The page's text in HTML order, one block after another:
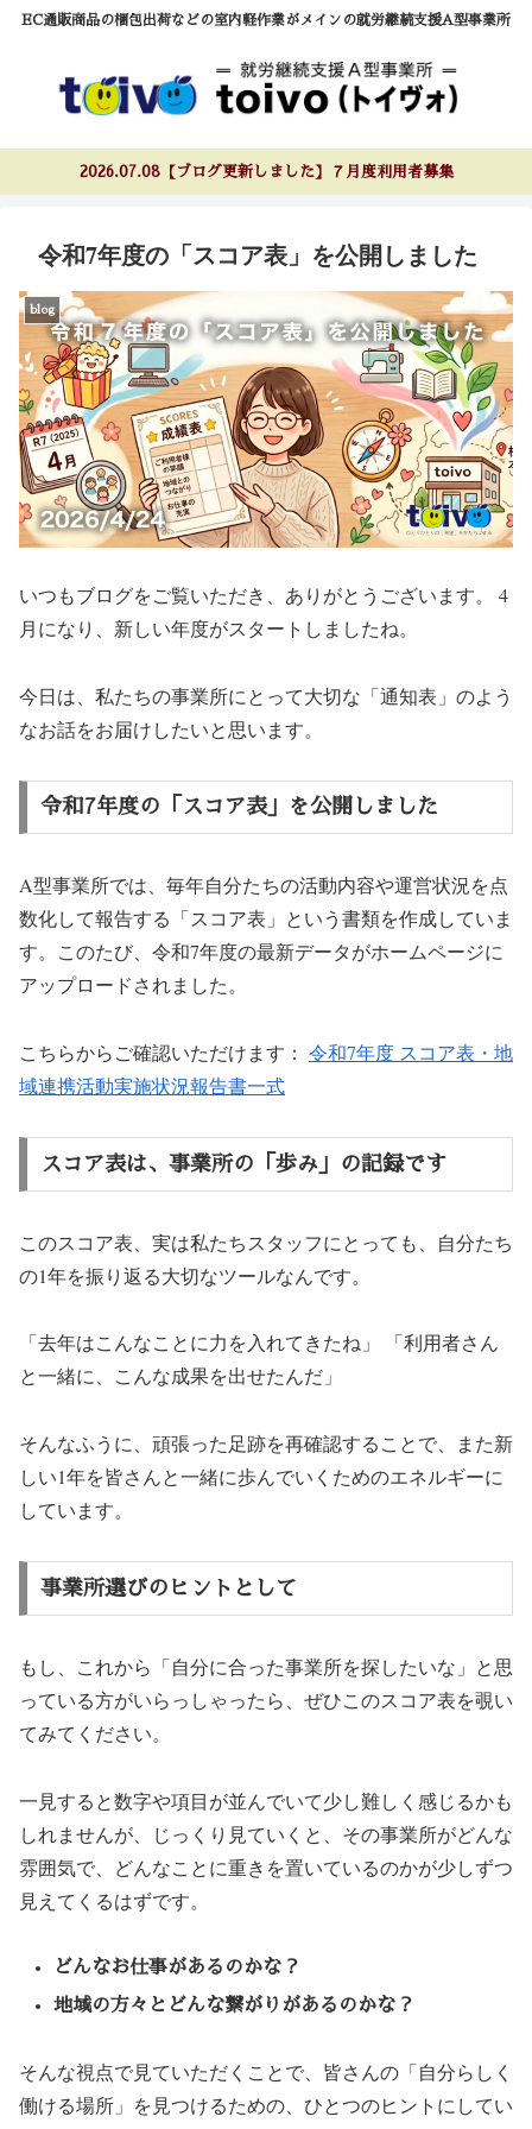
EC通販商品の梱包出荷などの室内軽作業がメインの就労継続支援A型事業所
2026.07.08【ブログ更新しました】７月度利用者募集
令和7年度の「スコア表」を公開しました
blog
いつもブログをご覧いただき、ありがとうございます。 4
月になり、新しい年度がスタートしましたね。
今日は、私たちの事業所にとって大切な「通知表」のよう
なお話をお届けしたいと思います。
令和7年度の「スコア表」を公開しました
A型事業所では、毎年自分たちの活動内容や運営状況を点
数化して報告する「スコア表」という書類を作成していま
す。このたび、令和7年度の最新データがホームページに
アップロードされました。
こちらからご確認いただけます： 令和7年度 スコア表・地
域連携活動実施状況報告書一式
スコア表は、事業所の「歩み」の記録です
このスコア表、実は私たちスタッフにとっても、自分たち
の1年を振り返る大切なツールなんです。
「去年はこんなことに力を入れてきたね」 「利用者さん
と一緒に、こんな成果を出せたんだ」
そんなふうに、頑張った足跡を再確認することで、また新
しい1年を皆さんと一緒に歩んでいくためのエネルギーに
しています。
事業所選びのヒントとして
もし、これから「自分に合った事業所を探したいな」と思
っている方がいらっしゃったら、ぜひこのスコア表を覗い
てみてください。
一見すると数字や項目が並んでいて少し難しく感じるかも
しれませんが、じっくり見ていくと、その事業所がどんな
雰囲気で、どんなことに重きを置いているのかが少しずつ
見えてくるはずです。
どんなお仕事があるのかな？
地域の方々とどんな繋がりがあるのかな？
そんな視点で見ていただくことで、皆さんの「自分らしく
働ける場所」を見つけるための、ひとつのヒントにしてい